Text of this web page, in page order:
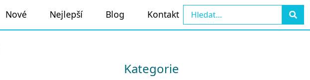
Nové Nejlepší Blog Kontakt
Kategorie